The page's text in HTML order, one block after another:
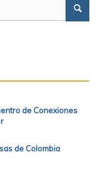
de Conexiones
de Colombia